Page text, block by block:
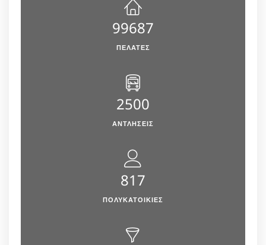
99687
ΠΕΛΆΤΕΣ
2500
ΑΝΤΛΗΣΕΙΣ
817
ΠΟΛΥΚΑΤΟΙΚΙΕΣ